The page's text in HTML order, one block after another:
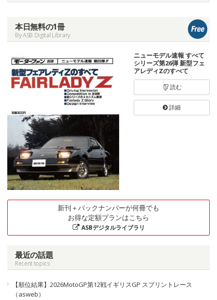
本日無料の1冊
By ASB Digital Library
ニューモデル速報 すべて
シリーズ第26弾 新型フェ
アレディZのすべて
読む
詳細
新刊＋バックナンバーが何冊でも
お得な定額プランはこちら
ASBデジタルライブラリ
最近の話題
Recent topics
【順位結果】2026MotoGP第12戦イギリスGP スプリントレース
（asweb）